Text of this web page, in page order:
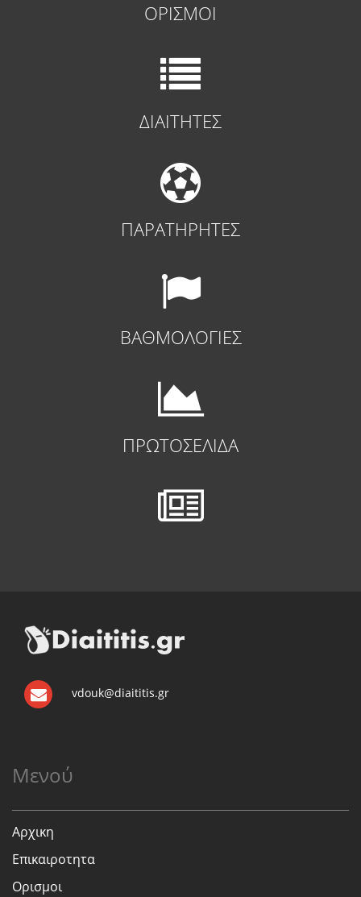
ΟΡΙΣΜΟΙ
ΔΙΑΙΤΗΤΕΣ
ΠΑΡΑΤΗΡΗΤΕΣ
ΒΑΘΜΟΛΟΓΙΕΣ
ΠΡΩΤΟΣΕΛΙΔΑ
vdouk@diaititis.gr
Μενού
Αρχικη
Επικαιροτητα
Ορισμοι